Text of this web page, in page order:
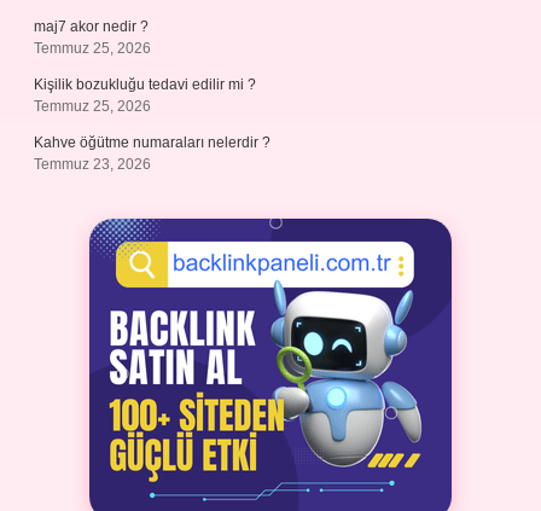
maj7 akor nedir ?
Temmuz 25, 2026
Kişilik bozukluğu tedavi edilir mi ?
Temmuz 25, 2026
Kahve öğütme numaraları nelerdir ?
Temmuz 23, 2026